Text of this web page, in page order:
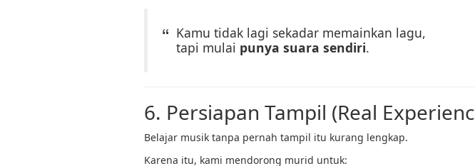
Kamu tidak lagi sekadar memainkan lagu,
tapi mulai punya suara sendiri.
6. Persiapan Tampil (Real
Belajar musik tanpa pernah tampil itu kurang lengkap.
Karena itu, kami mendorong murid untuk: